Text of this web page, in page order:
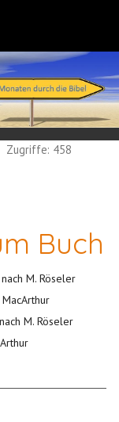
Zugriffe: 458
Buch
M. Röseler
M. Röseler